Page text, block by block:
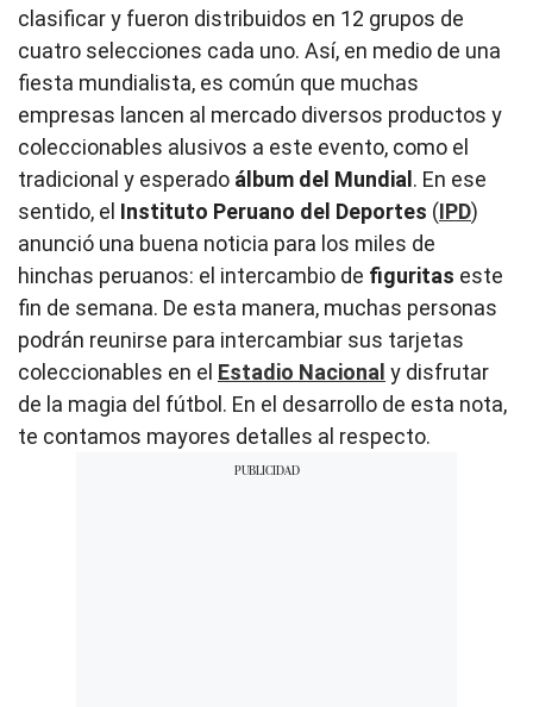
clasificar y fueron distribuidos en 12 grupos de
cuatro selecciones cada uno. Así, en medio de una
fiesta mundialista, es común que muchas
empresas lancen al mercado diversos productos y
coleccionables alusivos a este evento, como el
tradicional y esperado álbum del Mundial. En ese
sentido, el Instituto Peruano del Deportes (IPD)
anunció una buena noticia para los miles de
hinchas peruanos: el intercambio de figuritas este
fin de semana. De esta manera, muchas personas
podrán reunirse para intercambiar sus tarjetas
coleccionables en el Estadio Nacional y disfrutar
de la magia del fútbol. En el desarrollo de esta nota,
te contamos mayores detalles al respecto.